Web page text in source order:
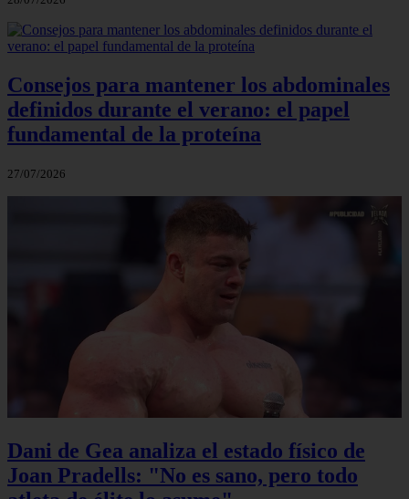
Consejos para mantener los abdominales
definidos durante el verano: el papel
fundamental de la proteína
27/07/2026
Dani de Gea analiza el estado físico de
Joan Pradells: "No es sano, pero todo